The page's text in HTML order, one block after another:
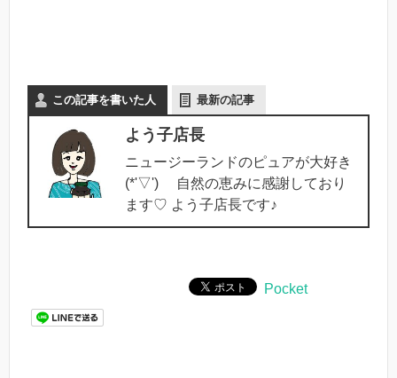
この記事を書いた人 最新の記事
よう子店長
ニュージーランドのピュアが大好き
(*'▽') 自然の恵みに感謝しており
ます♡ よう子店長です♪
Pocket